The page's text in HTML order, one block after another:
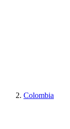
Colombia